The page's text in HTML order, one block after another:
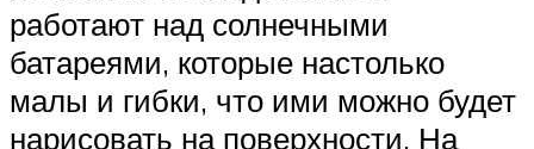
работают над солнечными
батареями, которые настолько
малы и гибки, что ими можно будет
нарисовать на поверхности. На